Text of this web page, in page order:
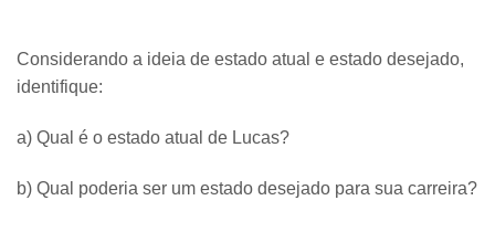
Considerando a ideia de estado atual e estado desejado,
identifique:
a) Qual é o estado atual de Lucas?
b) Qual poderia ser um estado desejado para sua carreira?